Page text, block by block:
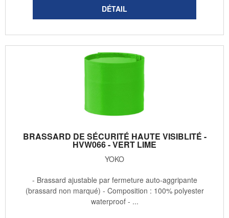
BRASSARD DE SÉCURITÉ HAUTE VISIBLITÉ -
HVW066 - VERT LIME
YOKO
- Brassard ajustable par fermeture auto-aggripante
(brassard non marqué) - Composition : 100% polyester
waterproof - ...